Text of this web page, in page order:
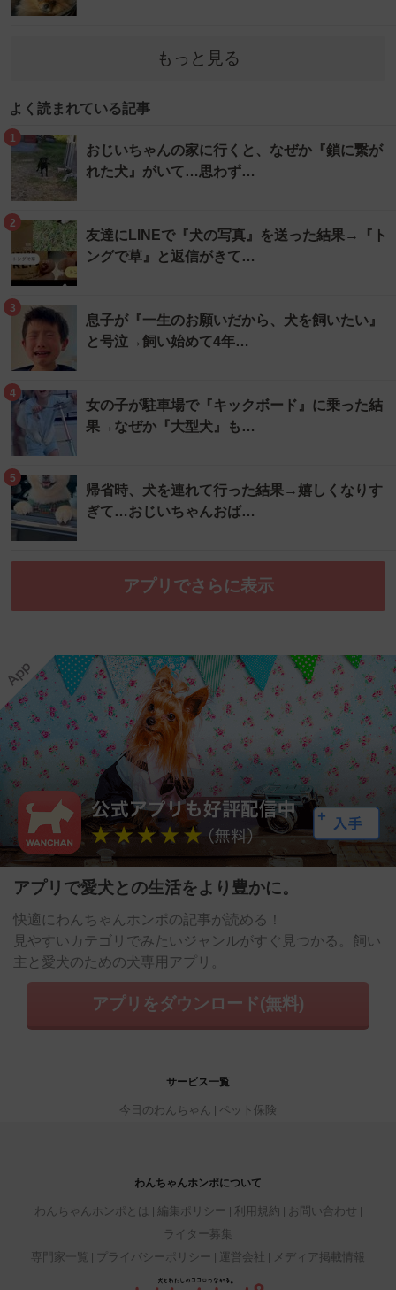
もっと見る
よく読まれている記事
1
おじいちゃんの家に行くと、なぜか『鎖に繋が
れた犬』がいて…思わず…
2
友達にLINEで『犬の写真』を送った結果→『ト
ングで草』と返信がきて…
3
息子が『一生のお願いだから、犬を飼いたい』
と号泣→飼い始めて4年…
4
女の子が駐車場で『キックボード』に乗った結
果→なぜか『大型犬』も…
5
帰省時、犬を連れて行った結果→嬉しくなりす
ぎて…おじいちゃんおば…
アプリでさらに表示
アプリで愛犬との生活をより豊かに。
快適にわんちゃんホンポの記事が読める！
見やすいカテゴリでみたいジャンルがすぐ見つかる。飼い
主と愛犬のための犬専用アプリ。
アプリをダウンロード(無料)
サービス一覧
今日のわんちゃん ペット保険
わんちゃんホンポについて
わんちゃんホンポとは 編集ポリシー 利用規約
お問い合わせ
ライター募集
専門家一覧
プライバシーポリシー 運営会社 メディア掲載情報